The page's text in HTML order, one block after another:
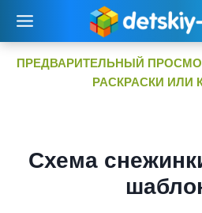
содержимому
ПРЕДВАРИТЕЛЬНЫЙ
РАСКРАСКИ ИЛИ
Схема